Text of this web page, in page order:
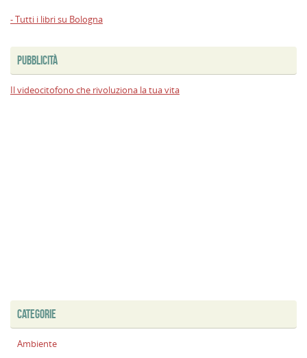
- Tutti i libri su Bologna
PUBBLICITÀ
Il videocitofono che rivoluziona la tua vita
CATEGORIE
Ambiente